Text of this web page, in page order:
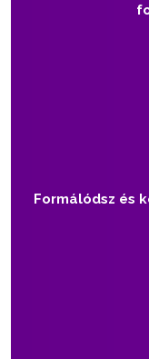
Formálódsz és